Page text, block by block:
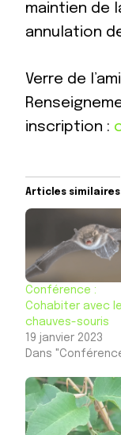
maintien de
annulation
Verre de
inscription :
Articles similaires
Conférence :
Cohabiter avec
chauves-souris
19 janvier 2023
Dans